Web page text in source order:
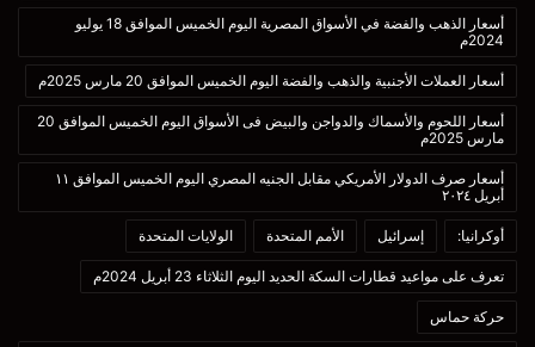
أسعار الذهب والفضة في الأسواق المصرية اليوم الخميس الموافق 18 يوليو
2024م
أسعار العملات الأجنبية والذهب والفضة اليوم الخميس الموافق 20 مارس 2025م
أسعار اللحوم والأسماك والدواجن والبيض فى الأسواق اليوم الخميس الموافق 20
مارس 2025م
أسعار صرف الدولار الأمريكي مقابل الجنيه المصري اليوم الخميس الموافق ١١
أبريل ٢٠٢٤
أوكرانيا: إسرائيل الأمم المتحدة الولايات المتحدة
تعرف على مواعيد قطارات السكة الحديد اليوم الثلاثاء 23 أبريل 2024م
حركة حماس